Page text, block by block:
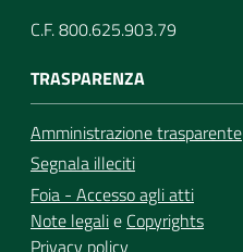
C.F. 800.625.903.79
TRASPARENZA
Amministrazione trasparente
Segnala illeciti
Foia - Accesso agli atti
Note legalie Copyrights
Privacy policy